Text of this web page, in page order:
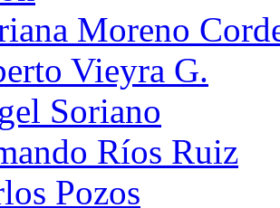
Moreno
Vieyra G.
Soriano
Ríos Ruiz
Pozos